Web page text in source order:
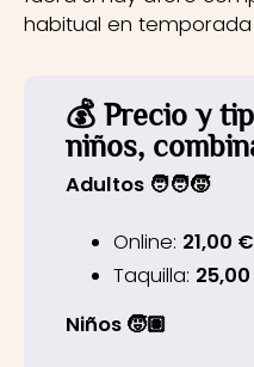
habitual en
💰 Precio y
niños,
Adultos 🧑‍🧑‍🧒
Online: 21,00 €
Taquilla:
Niños 🧒🏽